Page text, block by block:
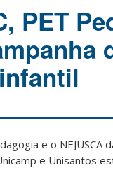
PET
e o
e Unisantos